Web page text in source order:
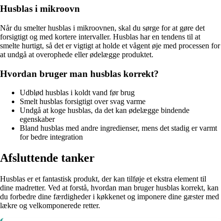
Husblas i mikroovn
Når du smelter husblas i mikroovnen, skal du sørge for at gøre det
forsigtigt og med kortere intervaller. Husblas har en tendens til at
smelte hurtigt, så det er vigtigt at holde et vågent øje med processen for
at undgå at overophede eller ødelægge produktet.
Hvordan bruger man husblas korrekt?
Udblød husblas i koldt vand før brug
Smelt husblas forsigtigt over svag varme
Undgå at koge husblas, da det kan ødelægge bindende
egenskaber
Bland husblas med andre ingredienser, mens det stadig er varmt
for bedre integration
Afsluttende tanker
Husblas er et fantastisk produkt, der kan tilføje et ekstra element til
dine madretter. Ved at forstå, hvordan man bruger husblas korrekt, kan
du forbedre dine færdigheder i køkkenet og imponere dine gæster med
lækre og velkomponerede retter.